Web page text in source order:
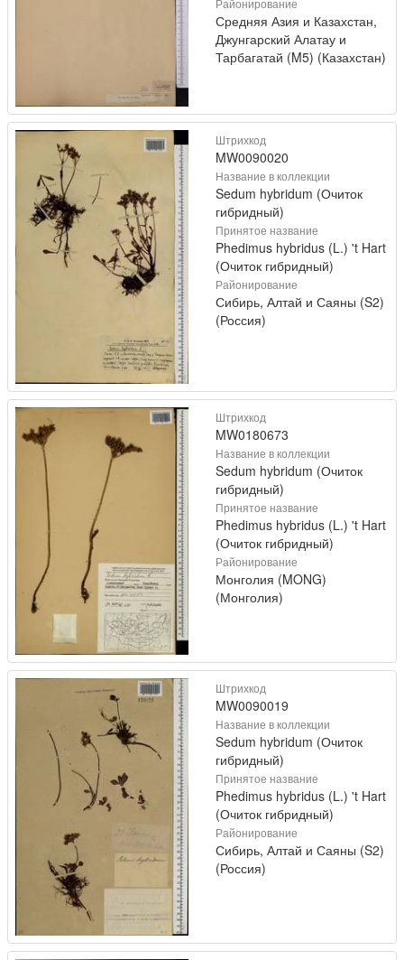
Средняя Азия и Казахстан,
Джунгарский Алатау и
Тарбагатай (M5) (Казахстан)
Штрихкод
MW0090020
Название в коллекции
Sedum hybridum (Очиток
гибридный)
Принятое название
Phedimus hybridus (L.) 't Hart
(Очиток гибридный)
Районирование
Сибирь, Алтай и Саяны (S2)
(Россия)
Штрихкод
MW0180673
Название в коллекции
Sedum hybridum (Очиток
гибридный)
Принятое название
Phedimus hybridus (L.) 't Hart
(Очиток гибридный)
Районирование
Монголия (MONG)
(Монголия)
Штрихкод
MW0090019
Название в коллекции
Sedum hybridum (Очиток
гибридный)
Принятое название
Phedimus hybridus (L.) 't Hart
(Очиток гибридный)
Районирование
Сибирь, Алтай и Саяны (S2)
(Россия)